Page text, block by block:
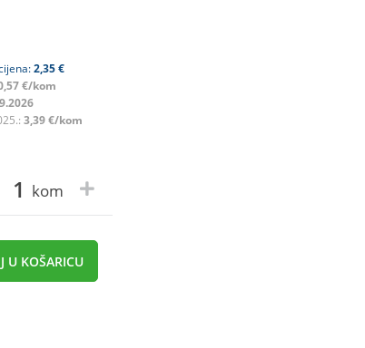
2,35 €
€/kom
3,39 €/kom
kom
U KOŠARICU